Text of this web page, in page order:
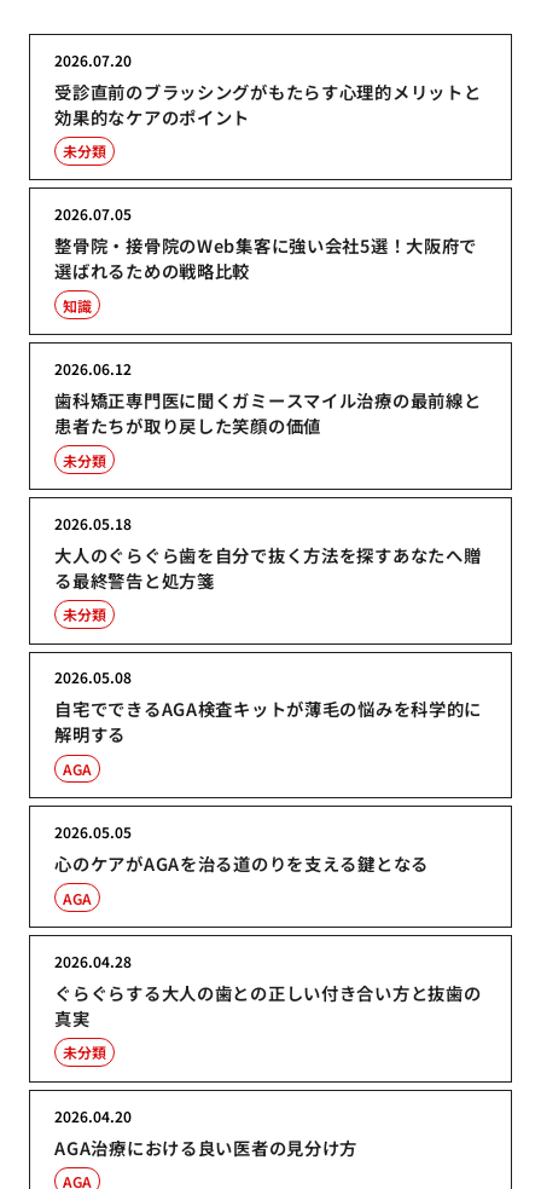
受診直前のブラッシングがもたらす心理的メリットと
効果的なケアのポイント
2026.07.20
未分類
整骨院・接骨院のWeb集客に強い会社5選！大阪府で
選ばれるための戦略比較
2026.07.05
知識
歯科矯正専門医に聞くガミースマイル治療の最前線と
患者たちが取り戻した笑顔の価値
2026.06.12
未分類
大人のぐらぐら歯を自分で抜く方法を探すあなたへ贈
る最終警告と処方箋
2026.05.18
未分類
自宅でできるAGA検査キットが薄毛の悩みを科学的に
解明する
2026.05.08
AGA
心のケアがAGAを治る道のりを支える鍵となる
2026.05.05
AGA
ぐらぐらする大人の歯との正しい付き合い方と抜歯の
真実
2026.04.28
未分類
AGA治療における良い医者の見分け方
2026.04.20
AGA